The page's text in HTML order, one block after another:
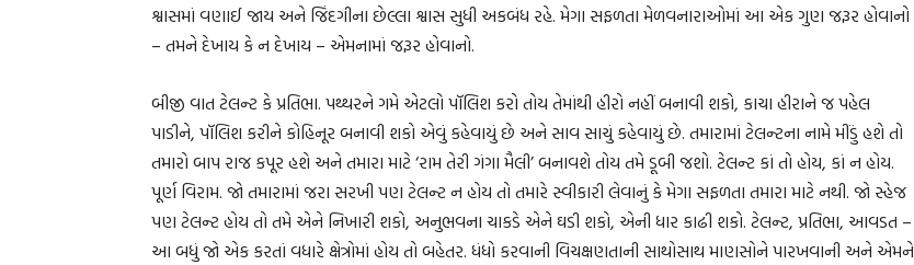
શ્વાસમાં વણાઈ જાય અને જિંદગીના છેલ્લા શ્વાસ સુધી અકબંધ રહે. મેગા સફળતા મેળવનારાઓમાં આ એક ગુણ જરૂર હોવાનો
– તમને દેખાય કે ન દેખાય – એમનામાં જરૂર હોવાનો.
બીજી વાત ટેલન્ટ કે પ્રતિભા. પથ્થરને ગમે એટલો પૉલિશ કરો તોય તેમાંથી હીરો નહીં બનાવી શકો, કાચા હીરાને જ પહેલ
પાડીને, પૉલિશ કરીને કોહિનૂર બનાવી શકો એવું કહેવાયું છે અને સાવ સાચું કહેવાયું છે. તમારામાં ટેલન્ટના નામે મીંડું હશે તો
તમારો બાપ રાજ કપૂર હશે અને તમારા માટે ‘રામ તેરી ગંગા મૈલી’ બનાવશે તોય તમે ડૂબી જશો. ટેલન્ટ કાં તો હોય, કાં ન હોય.
પૂર્ણ વિરામ. જો તમારામાં જરા સરખી પણ ટેલન્ટ ન હોય તો તમારે સ્વીકારી લેવાનું કે મેગા સફળતા તમારા માટે નથી. જો સ્હેજ
પણ ટેલન્ટ હોય તો તમે એને નિખારી શકો, અનુભવના ચાકડે એને ઘડી શકો, એની ધાર કાઢી શકો. ટેલન્ટ, પ્રતિભા, આવડત –
આ બધું જો એક કરતાં વધારે ક્ષેત્રોમાં હોય તો બહેતર. ધંધો કરવાની વિચક્ષણતાની સાથોસાથ માણસોને પારખવાની અને એમને